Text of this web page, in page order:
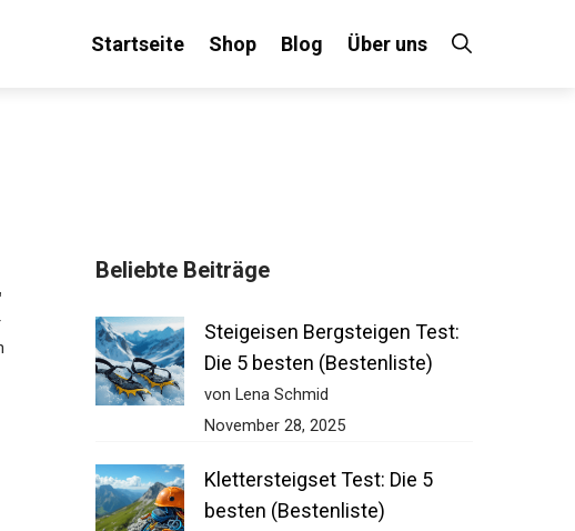
Startseite Shop Blog Über uns
Beliebte Beiträge
Steigeisen Bergsteigen Test:
Die 5 besten (Bestenliste)
von Lena Schmid
November 28, 2025
Klettersteigset Test: Die 5
besten (Bestenliste)